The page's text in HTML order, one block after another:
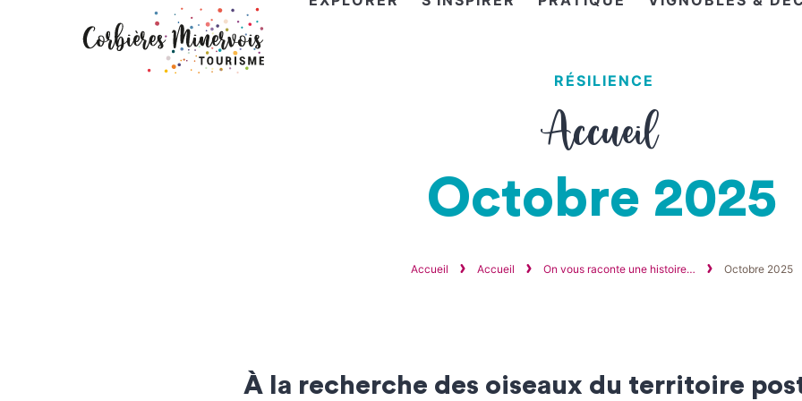
RÉSILIENCE
Accueil
Octobre 2025
Accueil Accueil On vous raconte une histoire… Octobre 2025
À la recherche des oiseaux du territoire